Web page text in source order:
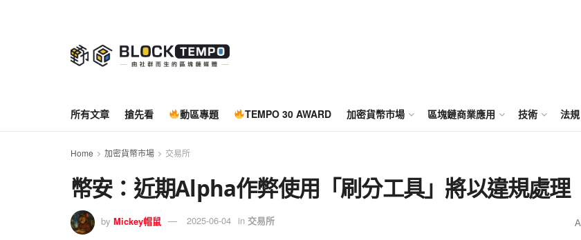
所有文章 搶先看 動區專題 TEMPO 30 AWARD 加密貨幣市場 區塊鏈商業應用 技術 法規
Home 加密貨幣市場 交易所
幣安：近期Alpha作弊使用「刷分工具」將以違規處理
by Mickey帽鼠 2025-06-04 in 交易所 A